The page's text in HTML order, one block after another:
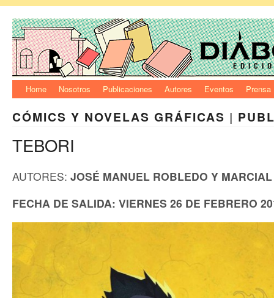
Home Nosotros Publicaciones Autores Eventos Prensa
CÓMICS Y NOVELAS GRÁFICAS |
TEBORI
AUTORES: JOSÉ MANUEL ROBLEDO Y
FECHA DE SALIDA: VIERNES 26 DE FEBRERO